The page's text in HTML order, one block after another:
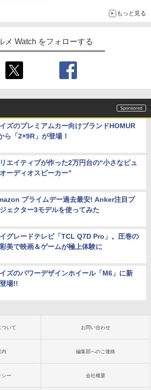
もっと見る
メ Watch をフォローする
ズのプレミアムカー向けブランドHOMUR
ら「2×9R」が登場！
エイティブが作った2万円台の“小さなピュ
ーディオスピーカー”
プライムデー過去最安! Anker注目プ
ェクター3モデルを使ってみた
グレードテレビ「TCL Q7D Pro」。圧巻の
美で映画＆ゲームが極上体験に
ズのパワーデザインホイール「M6」に新
場!!
ついて お問い合わせ
内 編集部へのご連絡
シー 会社概要